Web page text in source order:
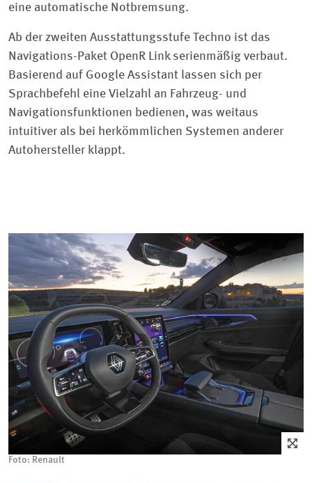
eine automatische Notbremsung.
Ab der zweiten Ausstattungsstufe Techno ist das
Navigations-Paket OpenR Link serienmäßig verbaut.
Basierend auf Google Assistant lassen sich per
Sprachbefehl eine Vielzahl an Fahrzeug- und
Navigationsfunktionen bedienen, was weitaus
intuitiver als bei herkömmlichen Systemen anderer
Autohersteller klappt.
Foto: Renault